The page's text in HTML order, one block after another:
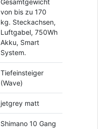
von bis zu 170
kg. Steckachsen,
Luftgabel, 750Wh
Akku, Smart
System.
Tiefeinsteiger
(Wave)
jetgrey matt
Shimano 10 Gang